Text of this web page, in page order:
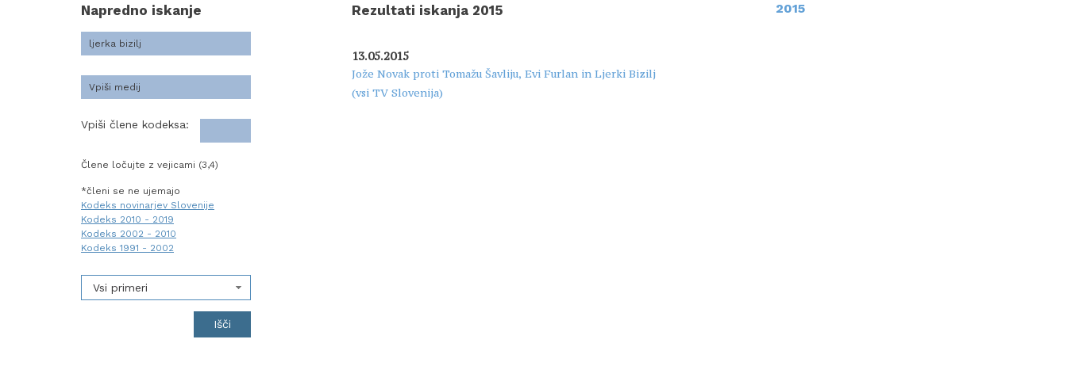
Napredno iskanje
Vpiši člene kodeksa:
Člene ločujte z vejicami (3,4)
*členi se ne ujemajo
Kodeks novinarjev Slovenije
Kodeks 2010 - 2019
Kodeks 2002 - 2010
Kodeks 1991 - 2002
Vsi primeri
Rezultati iskanja 2015 2015
13.05.2015
Jože Novak proti Tomažu Šavliju, Evi Furlan in Ljerki Bizilj
(vsi TV Slovenija)